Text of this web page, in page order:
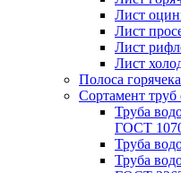
Лист
Лист
Лист
Лист
Полоса
Сортамент труб
Труба
ГОСТ
Труба
Труба